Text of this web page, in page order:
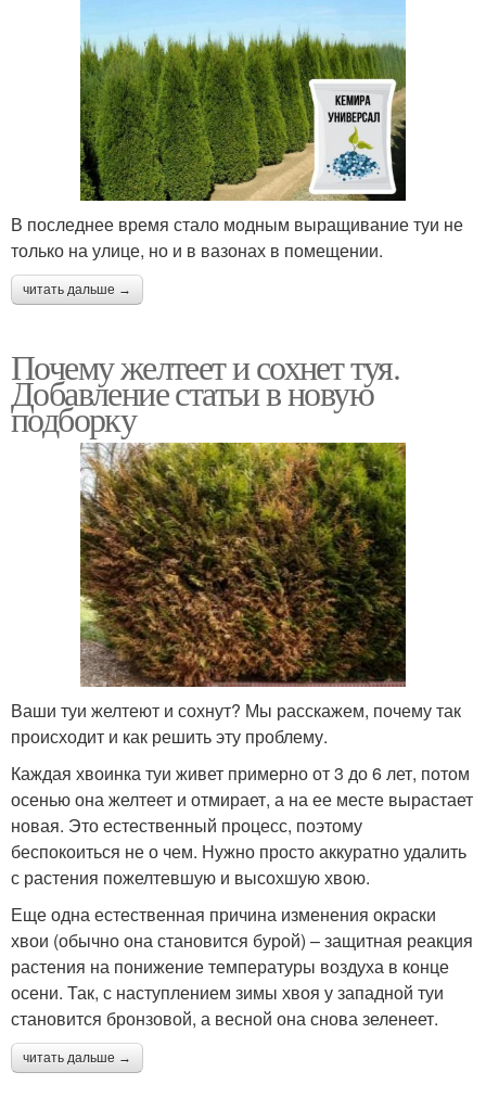
В последнее время стало модным выращивание туи не
только на улице, но и в вазонах в помещении.
читать дальше →
Почему желтеет и сохнет туя.
Добавление статьи в новую
подборку
Ваши туи желтеют и сохнут? Мы расскажем, почему так
происходит и как решить эту проблему.
Каждая хвоинка туи живет примерно от 3 до 6 лет, потом
осенью она желтеет и отмирает, а на ее месте вырастает
новая. Это естественный процесс, поэтому
беспокоиться не о чем. Нужно просто аккуратно удалить
с растения пожелтевшую и высохшую хвою.
Еще одна естественная причина изменения окраски
хвои (обычно она становится бурой) – защитная реакция
растения на понижение температуры воздуха в конце
осени. Так, с наступлением зимы хвоя у западной туи
становится бронзовой, а весной она снова зеленеет.
читать дальше →